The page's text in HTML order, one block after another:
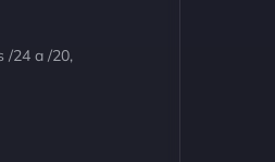
/24 a /20,